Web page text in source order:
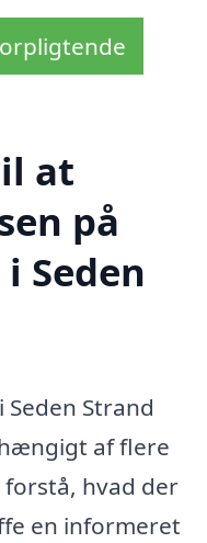
at
på
Seden
Strand
af flere
hvad der
en informeret